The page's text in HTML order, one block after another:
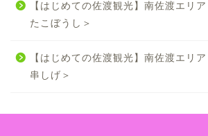
【はじめての佐渡観光】南佐渡エリ
たこぼうし＞
【はじめての佐渡観光】南佐渡エリ
串しげ＞